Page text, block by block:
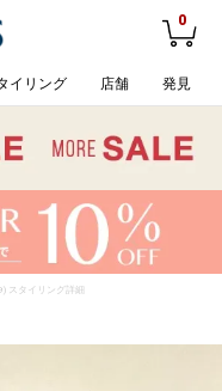
0
イリング 店舗 発見
スタイリング詳細